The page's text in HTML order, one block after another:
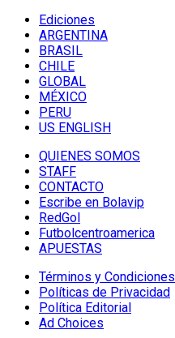
Ediciones
ARGENTINA
BRASIL
CHILE
GLOBAL
MÉXICO
PERU
US ENGLISH
QUIENES SOMOS
STAFF
CONTACTO
Escribe en Bolavip
RedGol
Futbolcentroamerica
APUESTAS
Términos y Condiciones
Políticas de Privacidad
Política Editorial
Ad Choices